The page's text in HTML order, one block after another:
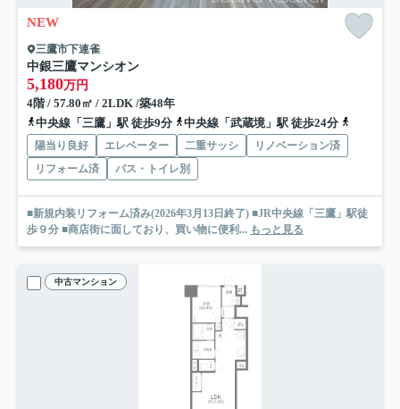
NEW
三鷹市下連雀
中銀三鷹マンシオン
5,180万円
4階 / 57.80㎡ / 2LDK /築48年
中央線「三鷹」駅 徒歩9分
中央線「武蔵境」駅 徒歩24分
陽当り良好 エレベーター 二重サッシ
リノベーション済
リフォーム済
バス・トイレ別
■新規内装リフォーム済み(2026年3月13日終了) ■JR中央線「三鷹」駅徒
歩９分 ■商店街に面しており、買い物に便利... もっと見る
中古マンション